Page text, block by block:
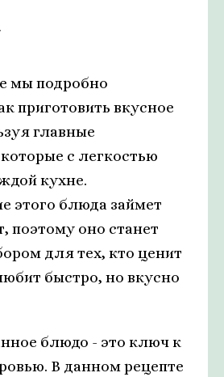
мы подробно
приготовить вкусное
главные
с легкостью
кухне.
этого блюда займет
поэтому оно станет
для тех, кто ценит
быстро, но вкусно
блюдо - это ключ к
В данном рецепте